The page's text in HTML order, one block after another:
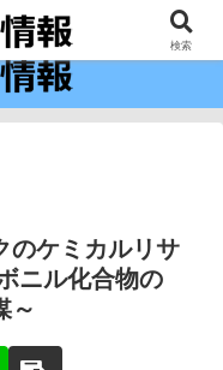
ンフラ。
のケミカルリサ
ニル化合物の
～
検索